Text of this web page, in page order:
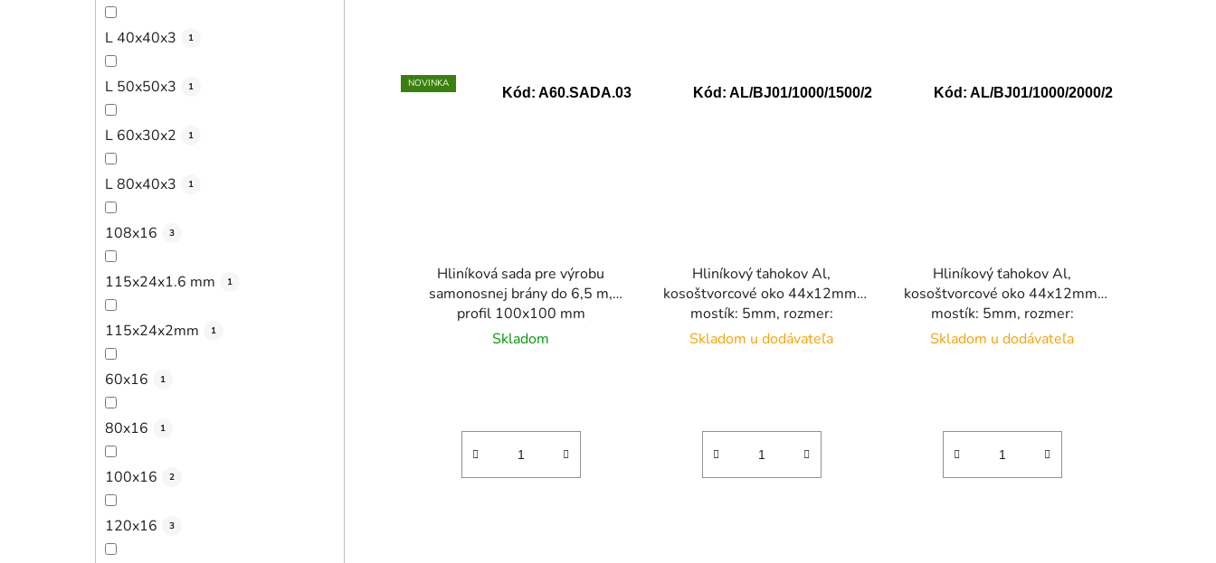
L 40x40x3 1
L 50x50x3 1
L 60x30x2 1
L 80x40x3 1
108x16 3
115x24x1.6 mm 1
115x24x2mm 1
60x16 1
80x16 1
100x16 2
120x16 3
NOVINKA
Hliníková sada pre výrobu
samonosnej brány do 6,5 m,
profil 100x100 mm
(L:8000mm), materiál:
Skladom
Kód: A60.SADA.03
Hliníkový ťahokov Al,
kosoštvorcové oko 44x12mm,
mostík: 5mm, rozmer:
1000x1500x2mm
Skladom u dodávateľa
Kód: AL/BJ01/1000/1500/2
Hliníkový ťahokov Al,
kosoštvorcové oko 44x12mm,
mostík: 5mm, rozmer:
1000x2000x2mm
Skladom u dodávateľa
Kód: AL/BJ01/1000/2000/2